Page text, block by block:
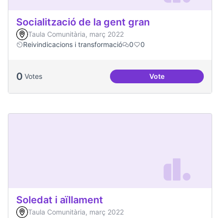
Socialització de la gent gran
Taula Comunitària, març 2022
Reivindicacions i transformació
0 0
0 Votes VoteSocialització de la
Soledat i aïllament
Taula Comunitària, març 2022